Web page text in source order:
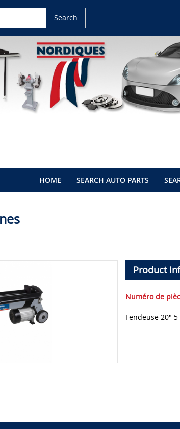
Search
HOME SEARCH AUTO PARTS
Product
Numéro de
Fendeuse 20" 5